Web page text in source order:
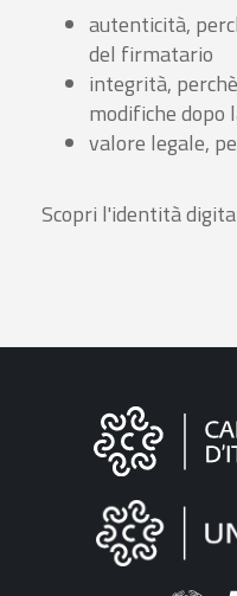
autenticità,
del firmatario
integrità,
modifiche dopo
valore legale,
Scopri l'identità
Informazioni
"Fattura